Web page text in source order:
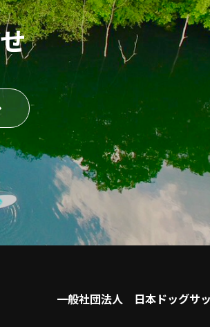
一般社団法人 日本ドッグサ